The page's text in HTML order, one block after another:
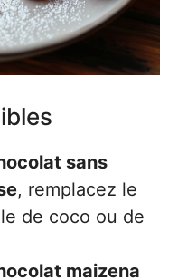
sans
, remplacez le
de coco ou de
maizena